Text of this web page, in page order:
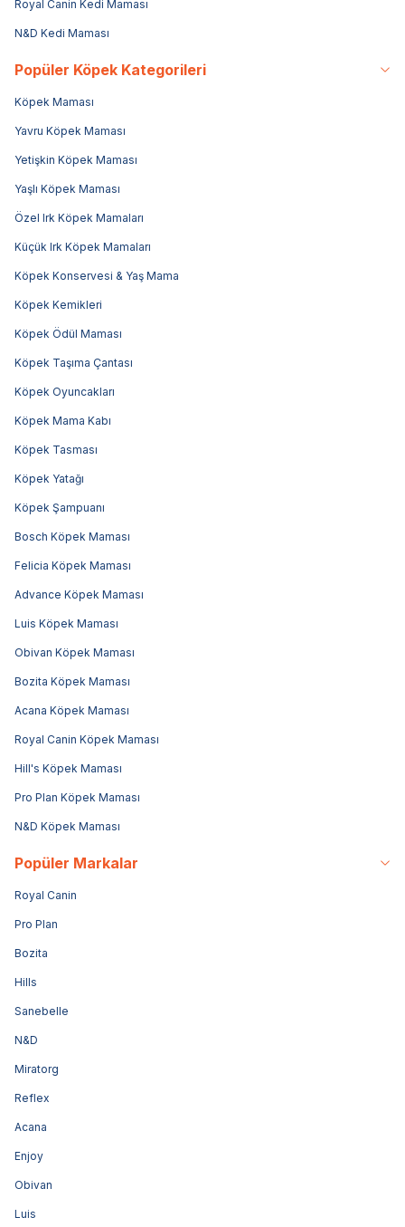
Royal Canin Kedi Maması
N&D Kedi Maması
Popüler Köpek Kategorileri
Köpek Maması
Yavru Köpek Maması
Yetişkin Köpek Maması
Yaşlı Köpek Maması
Özel Irk Köpek Mamaları
Küçük Irk Köpek Mamaları
Köpek Konservesi & Yaş Mama
Köpek Kemikleri
Köpek Ödül Maması
Köpek Taşıma Çantası
Köpek Oyuncakları
Köpek Mama Kabı
Köpek Tasması
Köpek Yatağı
Köpek Şampuanı
Bosch Köpek Maması
Felicia Köpek Maması
Advance Köpek Maması
Luis Köpek Maması
Obivan Köpek Maması
Bozita Köpek Maması
Acana Köpek Maması
Royal Canin Köpek Maması
Hill's Köpek Maması
Pro Plan Köpek Maması
N&D Köpek Maması
Popüler Markalar
Royal Canin
Pro Plan
Bozita
Hills
Sanebelle
N&D
Miratorg
Reflex
Acana
Enjoy
Obivan
Luis